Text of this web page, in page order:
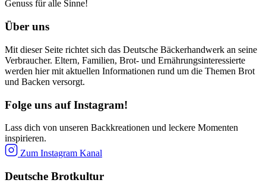
Genuss für alle Sinne!
Über uns
Mit dieser Seite richtet sich das Deutsche Bäckerhandwerk an seine
Verbraucher. Eltern, Familien, Brot- und Ernährungsinteressierte
werden hier mit aktuellen Informationen rund um die Themen Brot
und Backen versorgt.
Folge uns auf Instagram!
Lass dich von unseren Backkreationen und leckere Momenten
inspirieren.
Zum Instagram Kanal
Deutsche Brotkultur